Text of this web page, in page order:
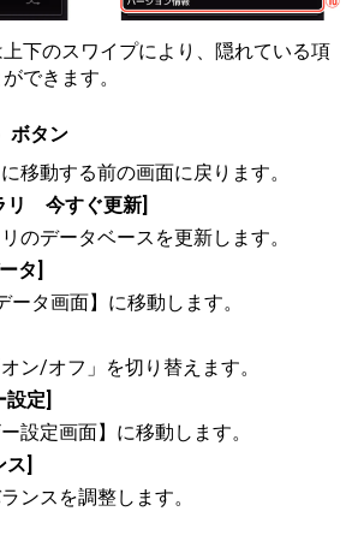
上下のスワイプにより、隠れている項
できます。
ボタン
に移動する前の画面に戻ります。
リ 今すぐ更新]
のデータベースを更新します。
タ]
ータ画面】に移動します。
ン/オフ」を切り替えます。
設定]
設定画面】に移動します。
ス]
ンスを調整します。